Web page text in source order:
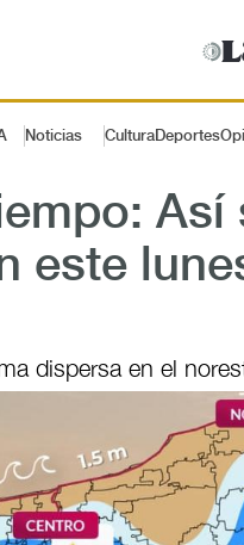
Noticias CulturaDeportes
Así
este
dispersa en el